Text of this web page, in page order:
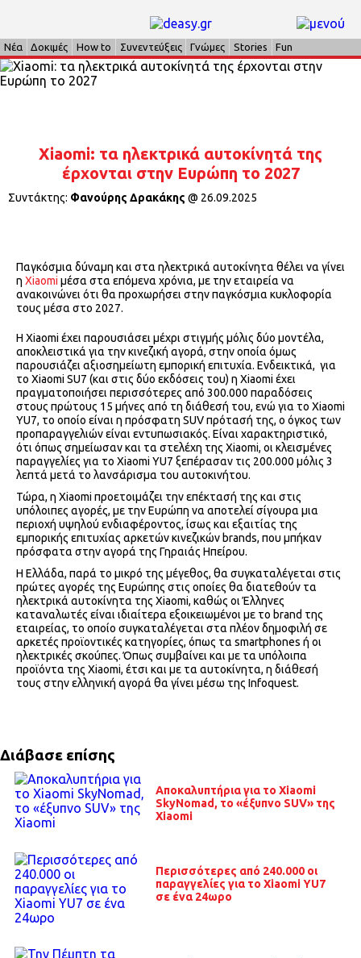
Νέα Δοκιμές How to Συνεντεύξεις Γνώμες Stories Fun
Xiaomi: τα ηλεκτρικά αυτοκίνητά της
έρχονται στην Ευρώπη το 2027
Συντάκτης: Φανούρης Δρακάκης @ 26.09.2025
Παγκόσμια δύναμη και στα ηλεκτρικά αυτοκίνητα θέλει να γίνει
η Xiaomi μέσα στα επόμενα χρόνια, με την εταιρεία να
ανακοινώνει ότι θα προχωρήσει στην παγκόσμια κυκλοφορία
τους μέσα στο 2027.
Η Xiaomi έχει παρουσιάσει μέχρι στιγμής μόλις δύο μοντέλα,
αποκλειστικά για την κινεζική αγορά, στην οποία όμως
παρουσιάζει αξιοσημείωτη εμπορική επιτυχία. Ενδεικτικά, για
τo Xiaomi SU7 (και στις δύο εκδόσεις του) η Xiaomi έχει
πραγματοποιήσει περισσότερες από 300.000 παραδόσεις
στους πρώτους 15 μήνες από τη διάθεσή του, ενώ για το Xiaomi
YU7, το οποίο είναι η πρόσφατη SUV πρότασή της, ο όγκος των
προπαραγγελιών είναι εντυπωσιακός. Είναι χαρακτηριστικό,
ότι όπως σημείωσαν και τα στελέχη της Xiaomi, οι κλεισμένες
παραγγελίες για το Xiaomi YU7 ξεπέρασαν τις 200.000 μόλις 3
λεπτά μετά το λανσάρισμα του αυτοκινήτου.
Τώρα, η Xiaomi προετοιμάζει την επέκτασή της και στις
υπόλοιπες αγορές, με την Ευρώπη να αποτελεί σίγουρα μια
περιοχή υψηλού ενδιαφέροντος, ίσως και εξαιτίας της
εμπορικής επιτυχίας αρκετών κινεζικών brands, που μπήκαν
πρόσφατα στην αγορά της Γηραιάς Ηπείρου.
Η Ελλάδα, παρά το μικρό της μέγεθος, θα συγκαταλέγεται στις
πρώτες αγορές της Ευρώπης στις οποίες θα διατεθούν τα
ηλεκτρικά αυτοκίνητα της Xiaomi, καθώς οι Έλληνες
καταναλωτές είναι ιδιαίτερα εξοικειωμένοι με το brand της
εταιρείας, το οποίο συγκαταλέγεται στα πλέον δημοφιλή σε
αρκετές προϊοντικές κατηγορίες, όπως τα smartphones ή οι
ηλεκτρικές σκούπες. Όπως συμβαίνει και με τα υπόλοιπα
προϊόντα της Xiaomi, έτσι και με τα αυτοκίνητα, η διάθεσή
τους στην ελληνική αγορά θα γίνει μέσω της Infoquest.
Διάβασε επίσης
Αποκαλυπτήρια για το Xiaomi
SkyNomad, το «έξυπνο SUV» της
Xiaomi
Περισσότερες από 240.000 οι
παραγγελίες για το Xiaomi YU7
σε ένα 24ωρο